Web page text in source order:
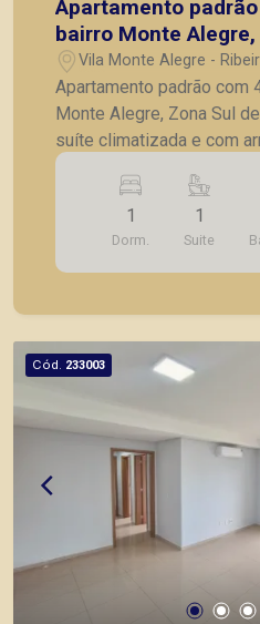
Apartamento
bairro Monte
Ribeirão Preto/SP;
Vila Monte Alegre -
Apartamento padrão com
Monte Alegre, Zona Sul de
suíte climatizada e com
social; - Sala com sofá,
armários, fogão,
de serviços; - 1 vaga de garagem. A
como objetivo atender
agilidade e segurança,
Preto.
1
Dorm.
1
Suite
Cód. 233003